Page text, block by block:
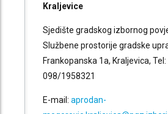
Kraljevice
Sjedište gradskog izbornog
Službene prostorije gradske
Frankopanska 1a, Kraljevica,
098/1958321
E-mail: aprodan-